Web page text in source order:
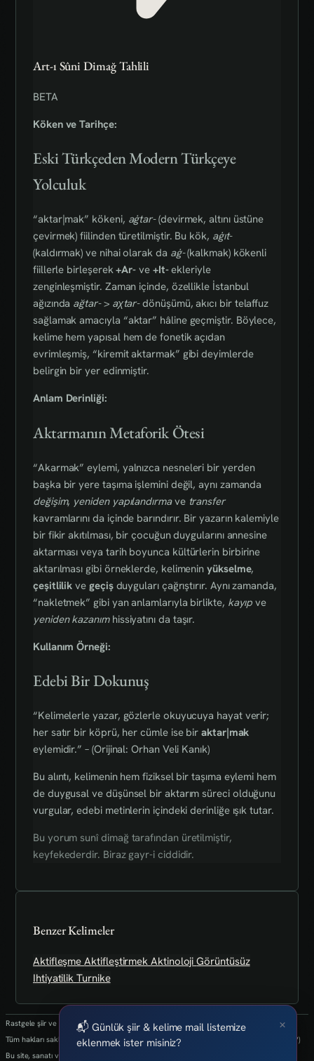
Art-ı Sûni Dimağ Tahlili
BETA
Köken ve Tarihçe:
Eski Türkçeden Modern Türkçeye
Yolculuk
“aktar|mak” kökeni, aġtar-(devirmek, altını üstüne
çevirmek) fiilinden türetilmiştir. Bu kök, aġıt-
(kaldırmak) ve nihai olarak da aġ-(kalkmak) kökenli
fiillerle birleşerek+Ar- ve +It-ekleriyle
zenginleşmiştir. Zaman içinde, özellikle İstanbul
ağızında ağtar-> aχtar-dönüşümü, akıcı bir telaffuz
sağlamak amacıyla “aktar” hâline geçmiştir. Böylece,
kelime hem yapısal hem de fonetik açıdan
evrimleşmiş, “kiremit aktarmak” gibi deyimlerde
belirgin bir yer edinmiştir.
Anlam Derinliği:
Aktarmanın Metaforik Ötesi
“Akarmak” eylemi, yalnızca nesneleri bir yerden
başka bir yere taşıma işlemini değil, aynı zamanda
değişim, yeniden yapılandırmave transfer
kavramlarını da içinde barındırır. Bir yazarın kalemiyle
bir fikir akıtılması, bir çocuğun duygularını annesine
aktarması veya tarih boyunca kültürlerin birbirine
aktarılması gibi örneklerde, kelimeninyükselme,
çeşitlilik ve geçişduyguları çağrıştırır. Aynı zamanda,
“nakletmek” gibi yan anlamlarıyla birlikte, kayıp ve
yeniden kazanımhissiyatını da taşır.
Kullanım Örneği:
Edebi Bir Dokunuş
“Kelimelerle yazar, gözlerle okuyucuya hayat verir;
her satır bir köprü, her cümle ise biraktar|mak
eylemidir.” – (Orijinal: Orhan Veli Kanık)
Bu alıntı, kelimenin hem fiziksel bir taşıma eylemi hem
de duygusal ve düşünsel bir aktarım süreci olduğunu
vurgular, edebi metinlerin içindeki derinliğe ışık tutar.
Bu yorum sunî dimağ tarafından üretilmiştir,
keyfekederdir. Biraz gayr-i ciddidir.
Benzer Kelimeler
AktifleşmeAktifleştirmekAktinolojiGörüntüsüz
IhtiyatilikTurnike
Rastgele şiir ve kelimeler her 24 saatte bir yenilenmektedir.
Tüm hakları saklıdır.(biz kaybettik bulan varsa info@art-isanat.com.tr'ye mail atabilir mi?)
Bu site, sanatı ve yaratıcılığı dijital dünyaya taşıma arzusu ile kurulmuştur.
×
📬 Günlük şiir & kelime mail listemize
eklenmek ister misiniz?